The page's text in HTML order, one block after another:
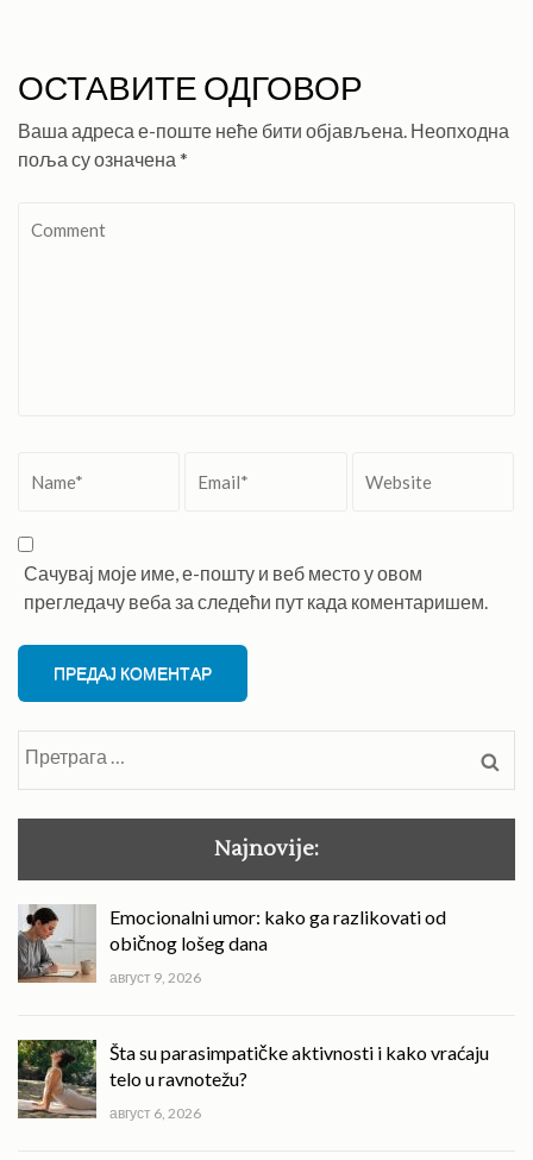
ОСТАВИТЕ ОДГОВОР
Ваша адреса е-поште неће бити објављена. Неопходна
поља су означена *
Сачувај моје име, е-пошту и веб место у овом
прегледачу веба за следећи пут када коментаришем.
Najnovije:
Emocionalni umor: kako ga razlikovati od
običnog lošeg dana
август 9, 2026
Šta su parasimpatičke aktivnosti i kako vraćaju
telo u ravnotežu?
август 6, 2026